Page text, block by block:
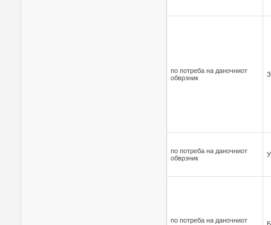
по потреба на даночниот
обврзник
по потреба на даночниот
обврзник
по потреба на даночниот